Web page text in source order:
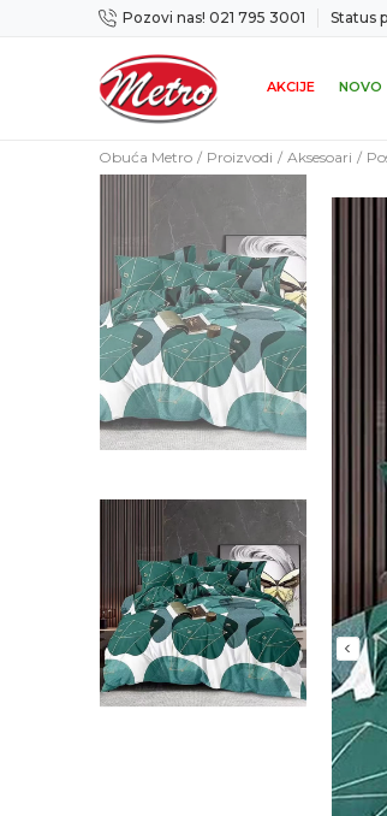
Pozovi nas! 021 795 3001 Status
u roku od 14 dana
AKCIJE NOVO
Obuća Metro Proizvodi Aksesoari